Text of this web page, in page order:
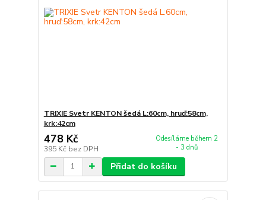
TRIXIE Svetr KENTON šedá L:60cm, hruď:58cm,
krk:42cm
478 Kč
395 Kč bez DPH
Odesíláme během 2
- 3 dnů
Přidat do košíku